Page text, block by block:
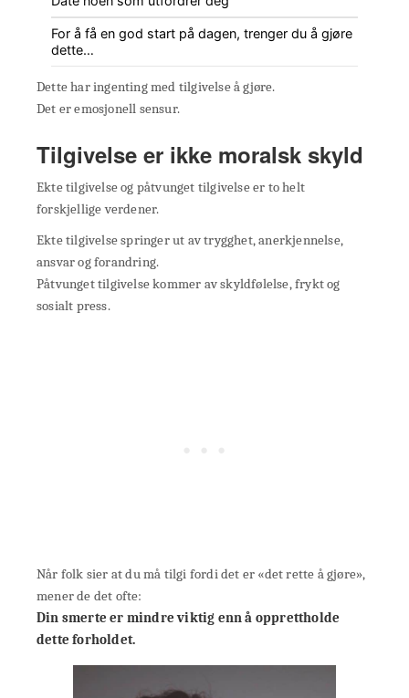
For å få en god start på dagen, trenger du å gjøre
dette…
Dette har ingenting med tilgivelse å gjøre.
Det er emosjonell sensur.
Tilgivelse er ikke moralsk skyld
Ekte tilgivelse og påtvunget tilgivelse er to helt
forskjellige verdener.
Ekte tilgivelse springer ut av trygghet, anerkjennelse,
ansvar og forandring.
Påtvunget tilgivelse kommer av skyldfølelse, frykt og
sosialt press.
Når folk sier at du må tilgi fordi det er «det rette å gjøre»,
mener de det ofte:
Din smerte er mindre viktig enn å opprettholde
dette forholdet.